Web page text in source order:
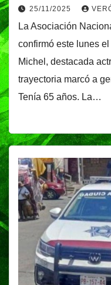
25/11/2025
La Asociación
confirmó este lunes
Michel, destacada
trayectoria marcó a
Tenía 65 años. La…